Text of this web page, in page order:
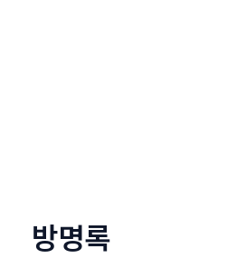
방명록